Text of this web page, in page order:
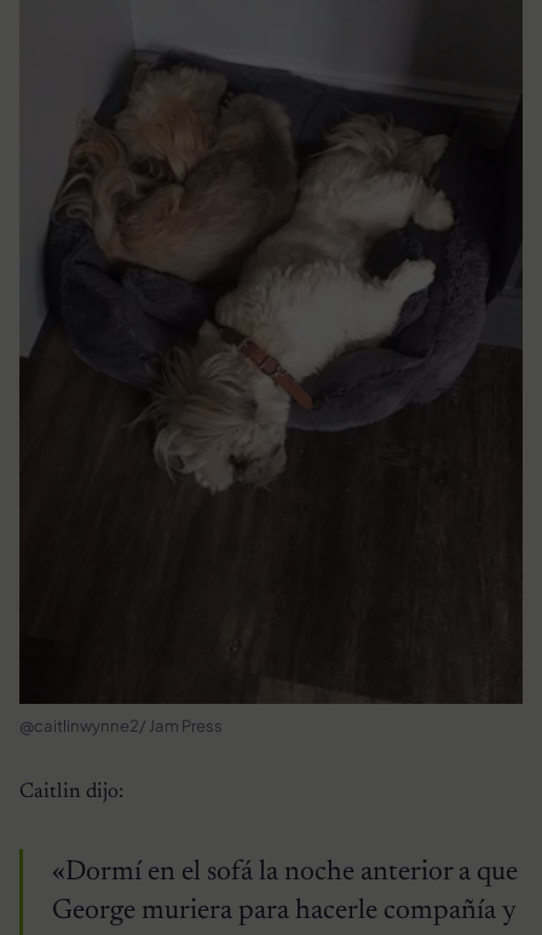
@caitlinwynne2/ Jam Press
Caitlin dijo:
«Dormí en el sofá la noche anterior a que
George muriera para hacerle compañía y